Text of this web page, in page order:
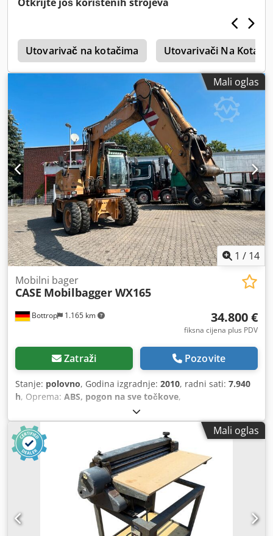
Utovarivač na kotačima Utovarivači Na
Mali oglas
1 / 14
Bottrop 1.165 km
Mobilni bager
CASE Mobilbagger WX165
34.800 €
fiksna cijena plus PDV
Zatraži Pozovite
Stanje: polovno, Godina izgradnje: 2010, radni sati: 7.940
h, Oprema: ABS, pogon na sve točkove,
Mali oglas